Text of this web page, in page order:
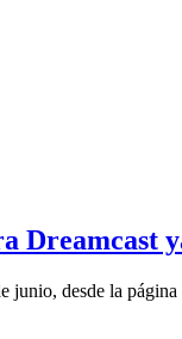
Dreamcast
junio, desde la